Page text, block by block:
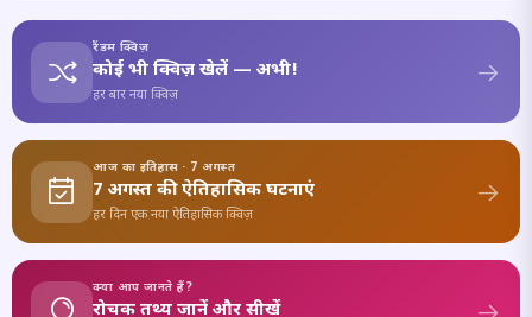
रैंडम क्विज़
कोई भी क्विज़ खेलें — अभी!
हर बार नया क्विज़
आज का इतिहास · 7 अगस्त
7 अगस्त की ऐतिहासिक घटनाएं
हर दिन एक नया ऐतिहासिक क्विज़
क्या आप जानते हैं?
रोचक तथ्य जानें और सीखें